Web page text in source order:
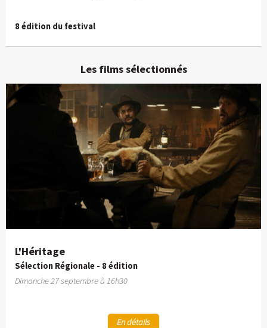
8 édition du festival
Les films sélectionnés
L'Héritage
Sélection Régionale - 8 édition
Dimanche 27 septembre à 16h30
En détails